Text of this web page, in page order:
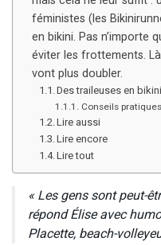
féministes (les
en bikini. Pas n’importe
éviter les frottements.
vont plus doubler.
Des traileuses en
Conseils
Lire aussi
Lire encore
Lire tout
« Les gens sont peut-
répond Élise avec
Placette, beach-